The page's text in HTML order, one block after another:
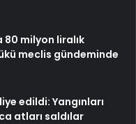
80 milyon liralık
meclis gündeminde
edildi: Yangınları
atları saldılar